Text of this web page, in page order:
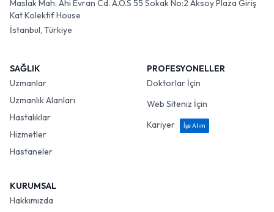
Maslak Mah. Ahi Evran Cd. A.O.S 55 Sokak No:2 Aksoy Plaza Giriş
Kat Kolektif House
İstanbul, Türkiye
SAĞLIK
Uzmanlar
Uzmanlık Alanları
Hastalıklar
Hizmetler
Hastaneler
PROFESYONELLER
Doktorlar İçin
Web Siteniz İçin
Kariyer
İşe Alım
KURUMSAL
Hakkımızda